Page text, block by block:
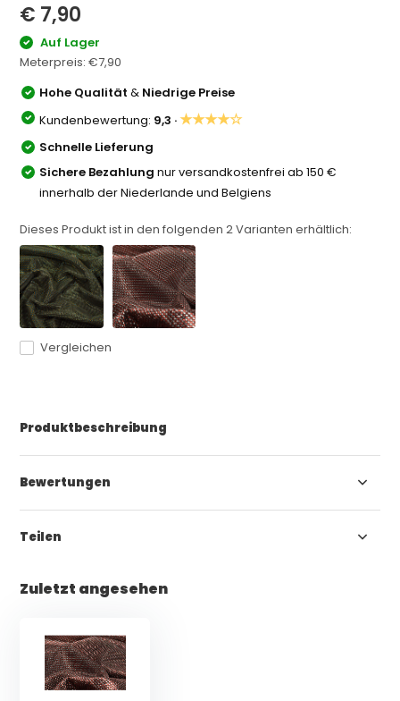
€ 7,90
Auf Lager
Meterpreis:€7,90
Hohe Qualität& Niedrige Preise
Kundenbewertung: 9,3 ·★★★★☆
Schnelle Lieferung
Sichere Bezahlung nur versandkostenfrei ab 150 €
innerhalb der Niederlande und Belgiens
Dieses Produkt ist in den folgenden2Varianten erhältlich:
Vergleichen
Produktbeschreibung
Bewertungen
Teilen
Zuletzt angesehen